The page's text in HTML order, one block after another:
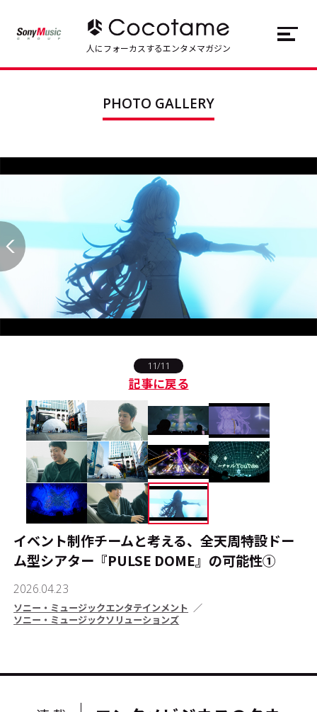
連載一覧 Series
Cocotameとは About
#エンタメ業界のちょっといい話
#リクルート
運営会社 プライバシーポリシー
本サイトご利用にあたって Cookie Settings
JP EN
人にフォーカスするエンタメマガジン
PHOTO GALLERY
11/11
記事に戻る
イベント制作チームと考える、全天周特設ドー
ム型シアター『PULSE DOME』の可能性①
2026.04.23
ソニー・ミュージックエンタテインメント
ソニー・ミュージックソリューションズ